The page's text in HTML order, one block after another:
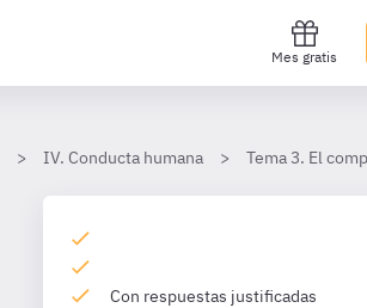
Mes gratis
IV. Conducta humana Tema 3. El
Con respuestas justificadas